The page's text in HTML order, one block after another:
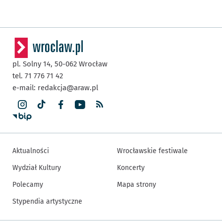
pl. Solny 14, 50-062 Wrocław
tel. 71 776 71 42
e-mail: redakcja@araw.pl
Aktualności
Wydział Kultury
Polecamy
Stypendia artystyczne
Wrocławskie festiwale
Koncerty
Mapa strony